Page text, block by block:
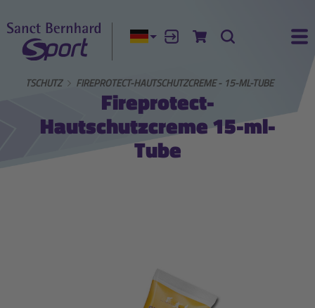
Aktuelle Sprache:
AnmeldenZum Warenkorb
Suche
HAUTSCHUTZ FIREPROTECT-HAUTSCHUTZCREME - 15-ML-TUBE
Fireprotect-
Hautschutzcreme 15-ml-
Tube